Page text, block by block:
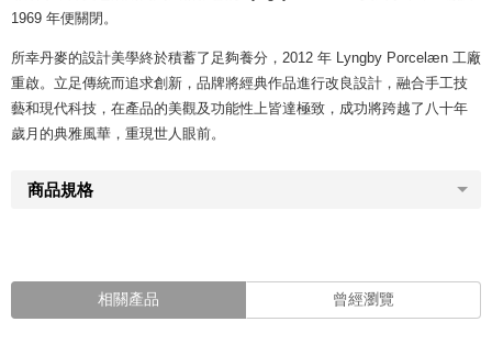
1969 年便關閉。
所幸丹麥的設計美學終於積蓄了足夠養分，2012 年 Lyngby Porcelæn 工廠
重啟。立足傳統而追求創新，品牌將經典作品進行改良設計，融合手工技
藝和現代科技，在產品的美觀及功能性上皆達極致，成功將跨越了八十年
歲月的典雅風華，重現世人眼前。
商品規格
相關產品 曾經瀏覽